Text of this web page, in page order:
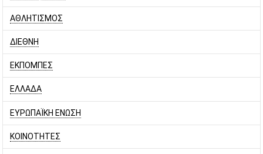
ΑΘΛΗΤΙΣΜΟΣ
ΔΙΕΘΝΗ
ΕΚΠΟΜΠΕΣ
ΕΛΛΑΔΑ
ΕΥΡΩΠΑΪΚΗ ΕΝΩΣΗ
ΚΟΙΝΟΤΗΤΕΣ